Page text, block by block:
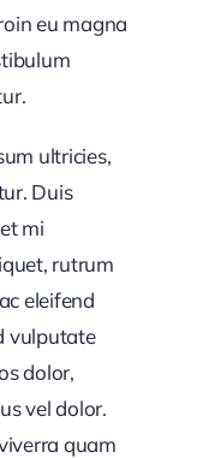
eu magna
ultricies,
Duis
mi
rutrum
eleifend
vulputate
dolor,
vel dolor.
quam